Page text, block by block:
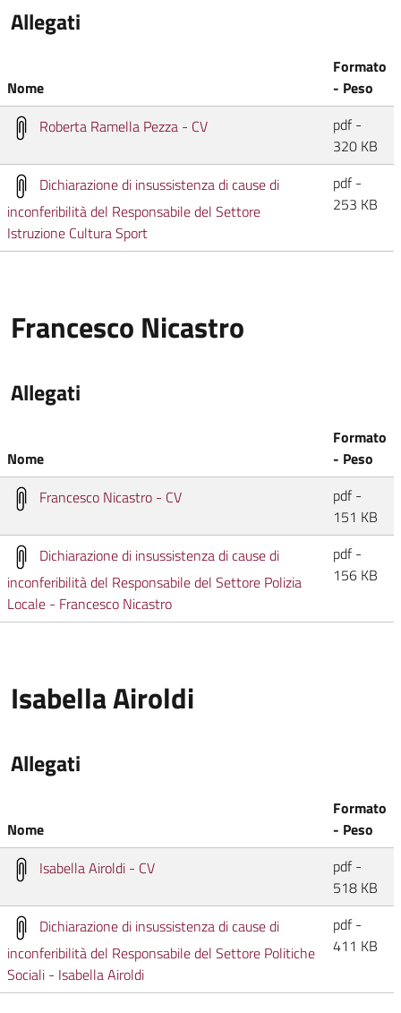
Allegati
Nome
Formato
- Peso
Roberta Ramella Pezza - CV
pdf -
320 KB
Dichiarazione di insussistenza di cause di
inconferibilità del Responsabile del Settore
Istruzione Cultura Sport
pdf -
253 KB
Francesco Nicastro
Allegati
Nome
Formato
- Peso
Francesco Nicastro - CV
pdf -
151 KB
Dichiarazione di insussistenza di cause di
inconferibilità del Responsabile del Settore Polizia
Locale - Francesco Nicastro
pdf -
156 KB
Isabella Airoldi
Allegati
Nome
Formato
- Peso
Isabella Airoldi - CV
pdf -
518 KB
Dichiarazione di insussistenza di cause di
inconferibilità del Responsabile del Settore Politiche
Sociali - Isabella Airoldi
pdf -
411 KB